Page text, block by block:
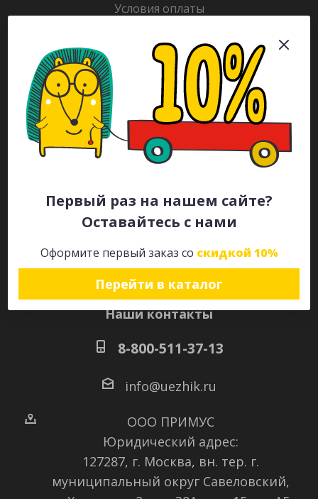
Первый раз на нашем сайте?
Оставайтесь с нами
Оформите первый заказ со скидкой 10%
Перейти в каталог
Условия оплаты
Гарантия на товар
Раскраски
Рекламодателям
Каталог
Будьте всегда в курсе!
Наши контакты
8-800-511-37-13
info@uezhik.ru
ООО ПРИМУС
Юридический адрес:
127287, г. Москва, вн. тер. г.
муниципальный округ Савеловский,